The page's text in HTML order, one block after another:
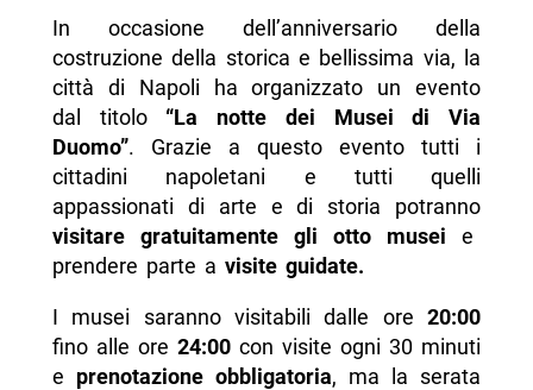
In occasione dell’anniversario della
costruzione della storica e bellissima via, la
città di Napoli ha organizzato un evento
dal titolo“La notte dei Musei di Via
Duomo”. Grazie a questo evento tutti i
cittadini napoletani e tutti quelli
appassionati di arte e di storia potranno
visitare gratuitamente gli otto musei e
prendere parte a visite guidate.
I musei saranno visitabili dalle ore 20:00
fino alle ore 24:00con visite ogni 30 minuti
e prenotazione obbligatoria, ma la serata